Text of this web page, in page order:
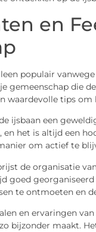
en
populair
gemeenschap die
waardevolle tips om
ijsbaan een
en het is altijd een
om actief te
de organisatie
goed
te ontmoeten en
en ervaringen
bijzonder maakt.